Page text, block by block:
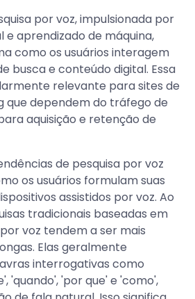
por voz, impulsionada por
aprendizado de máquina,
como os usuários interagem
busca e conteúdo digital. Essa
relevante para sites de
que dependem do tráfego de
aquisição e retenção de
de pesquisa por voz
os usuários formulam suas
assistidos por voz. Ao
tradicionais baseadas em
voz tendem a ser mais
Elas geralmente
interrogativas como
'quando', 'por que' e 'como',